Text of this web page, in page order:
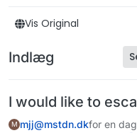
Vis Original
Indlæg
I would like to
M mjj@mstdn.dkfor en